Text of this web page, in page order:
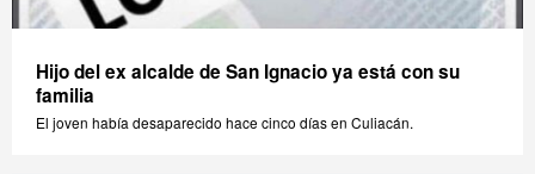
Hijo del ex alcalde de San Ignacio ya está con su
familia
El joven había desaparecido hace cinco días en Culiacán.